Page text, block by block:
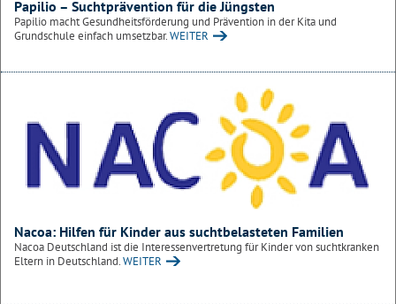
Papilio – Suchtprävention für die Jüngsten
Papilio macht Gesundheitsförderung und Prävention in der Kita und
Grundschule einfach umsetzbar.WEITER
Nacoa: Hilfen für Kinder aus suchtbelasteten Familien
Nacoa Deutschland ist die Interessenvertretung für Kinder von suchtkranken
Eltern in Deutschland.WEITER